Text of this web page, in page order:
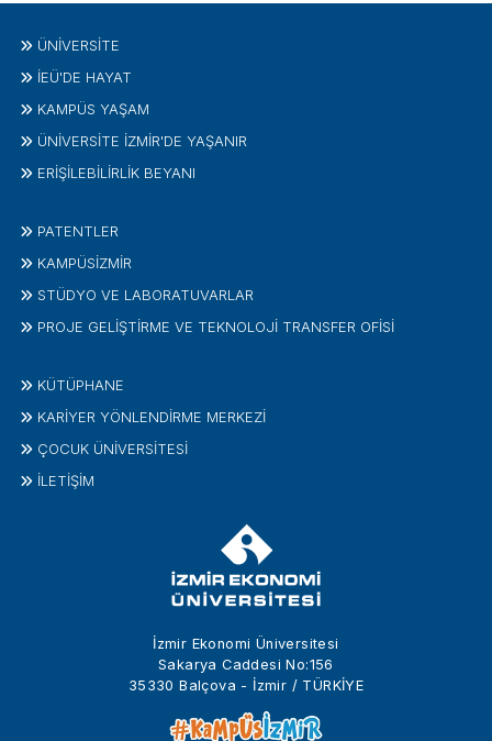
İzmir Ekonomi Üniversitesi
Sakarya Caddesi No:156
35330 Balçova - İzmir / TÜRKİYE
ÜNIVERSITE
İEÜ'DE HAYAT
KAMPÜS YAŞAM
ÜNİVERSİTE İZMİR'DE YAŞANIR
ERİŞİLEBİLİRLİK BEYANI
PATENTLER
KAMPÜSİZMIR
STÜDYO VE LABORATUVARLAR
PROJE GELIŞTIRME VE TEKNOLOJI TRANSFER OFISI
KÜTÜPHANE
KARİYER YÖNLENDİRME MERKEZİ
ÇOCUK ÜNIVERSITESI
İLETIŞIM